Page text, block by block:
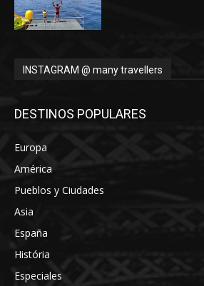
INSTAGRAM @ many travellers
DESTINOS POPULARES
Europa
América
Pueblos y Ciudades
Asia
España
História
Especiales